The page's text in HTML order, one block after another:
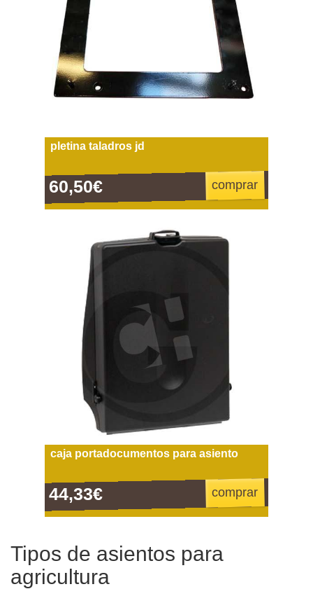
pletina taladros jd
60,50€ comprar
caja portadocumentos para asiento
44,33€ comprar
Tipos de asientos para
agricultura